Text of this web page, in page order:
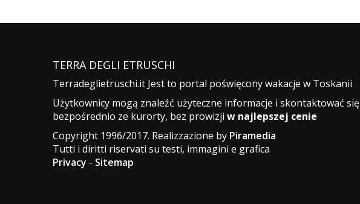
TERRA DEGLI ETRUSCHI
Terradeglietruschi.it Jest to portal poświęcony wakacje w Toskanii
Użytkownicy mogą znaleźć użyteczne informacje i skontaktować się
bezpośrednio ze kurorty, bez prowizji w najlepszej cenie
Copyright 1996/2017. Realizzazione by Piramedia
Tutti i diritti riservati su testi, immagini e grafica
Privacy - Sitemap